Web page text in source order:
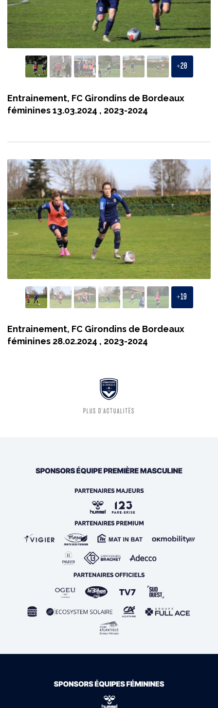
+20
Entrainement, FC Girondins de Bordeaux
féminines 13.03.2024 , 2023-2024
+19
Entrainement, FC Girondins de Bordeaux
féminines 28.02.2024 , 2023-2024
PLUS D'ACTUALITÉS